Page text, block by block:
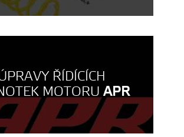
ŘÍDÍCÍCH
MOTORUAPR